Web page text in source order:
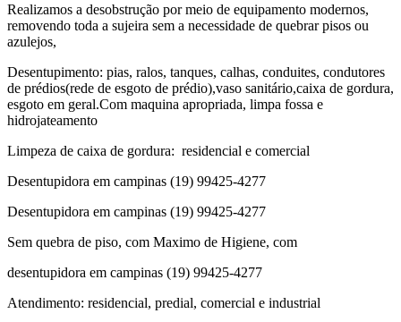
Realizamos a desobstrução por meio de equipamento modernos,
removendo toda a sujeira sem a necessidade de quebrar pisos ou
azulejos,
Desentupimento: pias, ralos, tanques, calhas, conduites, condutores
de prédios(rede de esgoto de prédio),vaso sanitário,caixa de gordura,
esgoto em geral.Com maquina apropriada, limpa fossa e
hidrojateamento
Limpeza de caixa de gordura: residencial e comercial
Desentupidora em campinas (19) 99425-4277
Desentupidora em campinas (19) 99425-4277
Sem quebra de piso, com Maximo de Higiene, com
desentupidora em campinas (19) 99425-4277
Atendimento: residencial, predial, comercial e industrial